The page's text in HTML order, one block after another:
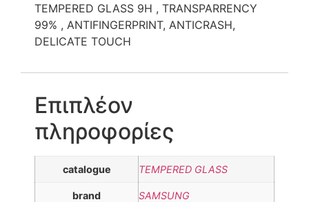
TEMPERED GLASS 9H , TRANSPARRENCY
99% , ANTIFINGERPRINT, ANTICRASH,
DELICATE TOUCH
Επιπλέον
πληροφορίες
catalogue TEMPERED GLASS
brand SAMSUNG